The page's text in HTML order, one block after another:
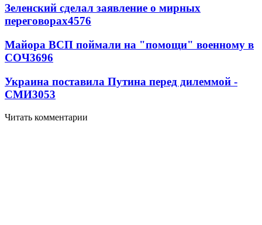
Зеленский сделал заявление о мирных
переговорах4576
Майора ВСП поймали на "помощи" военному в
СОЧ3696
Украина поставила Путина перед дилеммой -
СМИ3053
Читать комментарии